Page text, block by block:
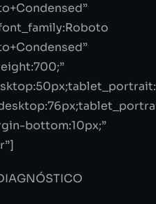
bottom:10px;”